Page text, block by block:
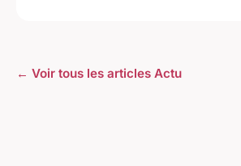
← Voir tous les articles Actu